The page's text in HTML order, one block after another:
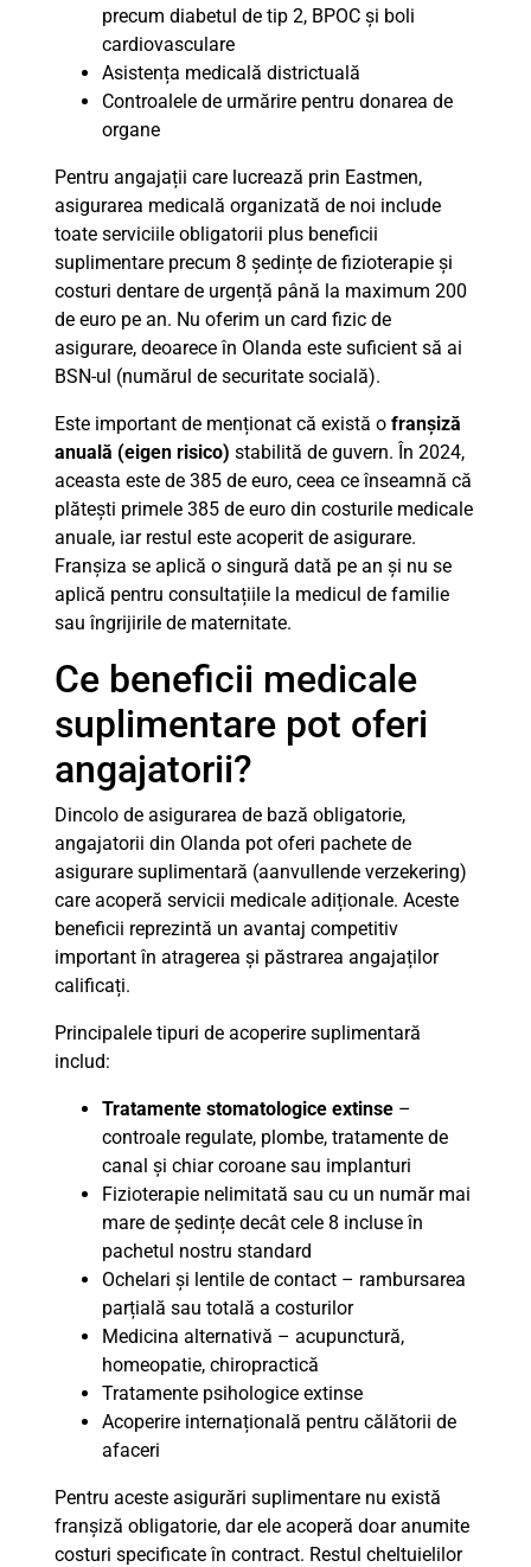
precum diabetul de tip 2, BPOC și boli
cardiovasculare
Asistența medicală districtuală
Controalele de urmărire pentru donarea de
organe
Pentru angajații care lucrează prin Eastmen,
asigurarea medicală organizată de noi include
toate serviciile obligatorii plus beneficii
suplimentare precum 8 ședințe de fizioterapie și
costuri dentare de urgență până la maximum 200
de euro pe an. Nu oferim un card fizic de
asigurare, deoarece în Olanda este suficient să ai
BSN-ul (numărul de securitate socială).
Este important de menționat că există o franșiză
anuală (eigen risico) stabilită de guvern. În 2024,
aceasta este de 385 de euro, ceea ce înseamnă că
plătești primele 385 de euro din costurile medicale
anuale, iar restul este acoperit de asigurare.
Franșiza se aplică o singură dată pe an și nu se
aplică pentru consultațiile la medicul de familie
sau îngrijirile de maternitate.
Ce beneficii medicale
suplimentare pot oferi
angajatorii?
Dincolo de asigurarea de bază obligatorie,
angajatorii din Olanda pot oferi pachete de
asigurare suplimentară (aanvullende verzekering)
care acoperă servicii medicale adiționale. Aceste
beneficii reprezintă un avantaj competitiv
important în atragerea și păstrarea angajaților
calificați.
Principalele tipuri de acoperire suplimentară
includ:
Tratamente stomatologice extinse –
controale regulate, plombe, tratamente de
canal și chiar coroane sau implanturi
Fizioterapie nelimitată sau cu un număr mai
mare de ședințe decât cele 8 incluse în
pachetul nostru standard
Ochelari și lentile de contact – rambursarea
parțială sau totală a costurilor
Medicina alternativă – acupunctură,
homeopatie, chiropractică
Tratamente psihologice extinse
Acoperire internațională pentru călătorii de
afaceri
Pentru aceste asigurări suplimentare nu există
franșiză obligatorie, dar ele acoperă doar anumite
costuri specificate în contract. Restul cheltuielilor